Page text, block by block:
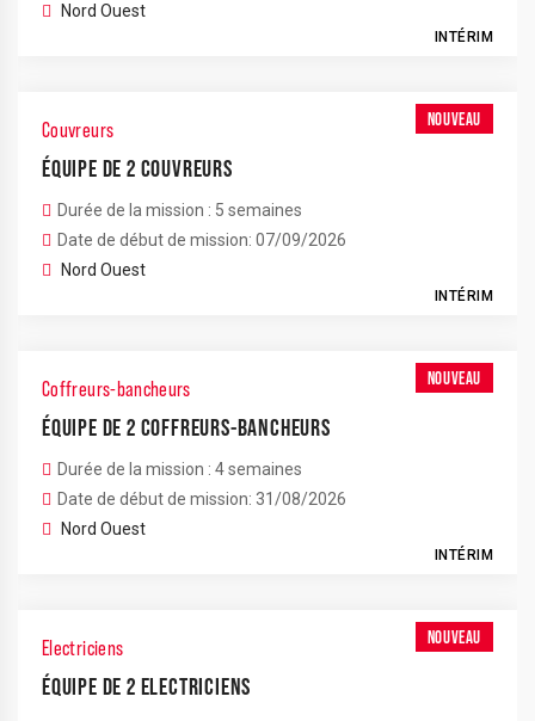
Nord Ouest
INTÉRIM
NOUVEAU
Couvreurs
ÉQUIPE DE 2 COUVREURS
Durée de la mission : 5 semaines
Date de début de mission: 07/09/2026
Nord Ouest
INTÉRIM
NOUVEAU
Coffreurs-bancheurs
ÉQUIPE DE 2 COFFREURS-BANCHEURS
Durée de la mission : 4 semaines
Date de début de mission: 31/08/2026
Nord Ouest
INTÉRIM
NOUVEAU
Electriciens
ÉQUIPE DE 2 ELECTRICIENS